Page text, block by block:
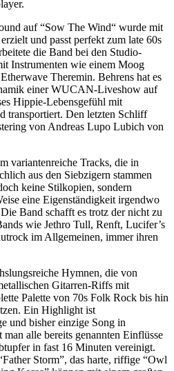
auf “Sow The Wind“ wurde mit
und passt perfekt zum late 60s
die Band bei den Studio-
Instrumenten wie einem Moog
Theremin. Behrens hat es
einer WUCAN-Liveshow auf
Hippie-Lebensgefühl mit
transportiert. Den letzten Schliff
von Andreas Lupo Lubich von
variantenreiche Tracks, die in
aus den Siebzigern stammen
keine Stilkopien, sondern
eine Eigenständigkeit irgendwo
Band schafft es trotz der nicht zu
wie Jethro Tull, Renft, Lucifer’s
im Allgemeinen, immer ihren
Hymnen, die von
Gitarren-Riffs mit
Palette von 70s Folk Rock bis hin
Ein Highlight ist
und bisher einzige Song in
alle bereits genannten Einflüsse
in fast 16 Minuten vereinigt.
Storm”, das harte, riffige “Owl